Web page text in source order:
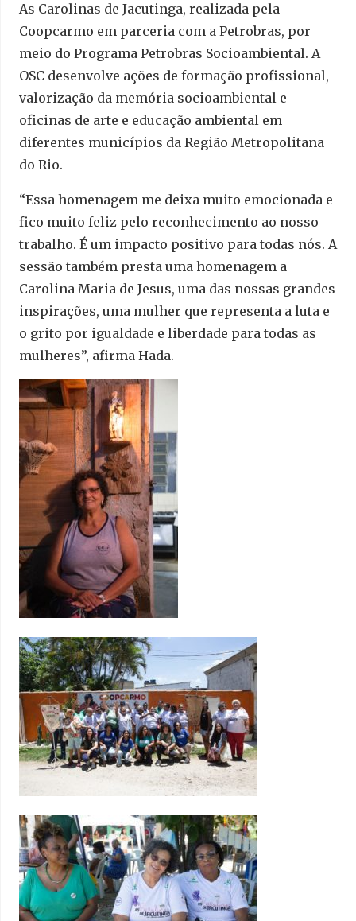
As Carolinas de Jacutinga, realizada pela
Coopcarmo em parceria com a Petrobras, por
meio do Programa Petrobras Socioambiental. A
OSC desenvolve ações de formação profissional,
valorização da memória socioambiental e
oficinas de arte e educação ambiental em
diferentes municípios da Região Metropolitana
do Rio.
“Essa homenagem me deixa muito emocionada e
fico muito feliz pelo reconhecimento ao nosso
trabalho. É um impacto positivo para todas nós. A
sessão também presta uma homenagem a
Carolina Maria de Jesus, uma das nossas grandes
inspirações, uma mulher que representa a luta e
o grito por igualdade e liberdade para todas as
mulheres”, afirma Hada.